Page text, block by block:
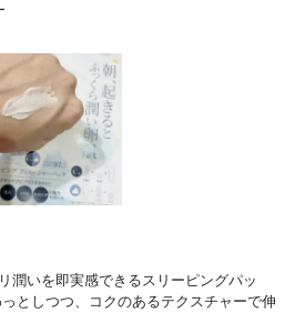
潤いを即実感できるスリーピングパッ
としつつ、コクのあるテクスチャーで伸